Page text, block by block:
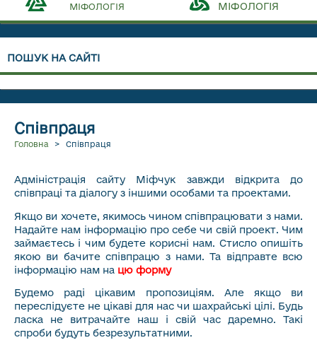
МІФОЛОГІЯ
МІФОЛОГІЯ
ПОШУК НА САЙТІ
Співпраця
Головна > Співпраця
Адміністрація сайту Міфчук завжди відкрита до
співпраці та діалогу з іншими особами та проектами.
Якщо ви хочете, якимось чином співпрацювати з нами.
Надайте нам інформацію про себе чи свій проект. Чим
займаєтесь і чим будете корисні нам. Стисло опишіть
якою ви бачите співпрацю з нами. Та відправте всю
інформацію нам на цю форму
Будемо раді цікавим пропозиціям. Але якщо ви
переслідуєте не цікаві для нас чи шахрайські цілі. Будь
ласка не витрачайте наш і свій час даремно. Такі
спроби будуть безрезультатними.